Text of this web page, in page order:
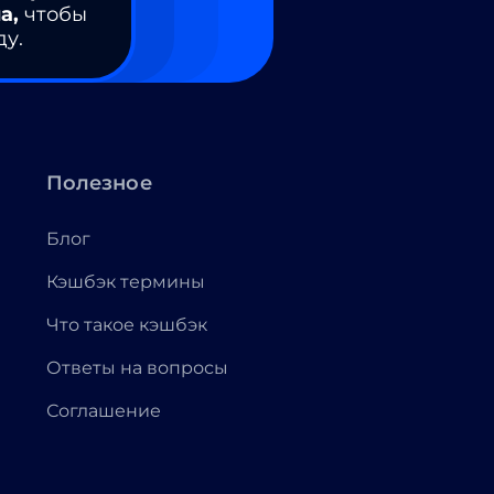
чтобы
Полезное
Блог
Кэшбэк термины
Что такое кэшбэк
Ответы на вопросы
Соглашение